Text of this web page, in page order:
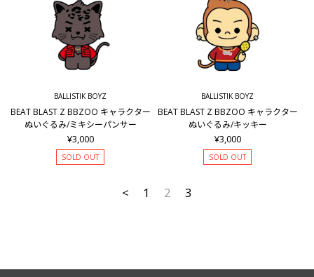
BALLISTIK BOYZ
BEAT BLAST Z BBZOO キャラクター
ぬいぐるみ/ミキシーパンサー
¥3,000
SOLD OUT
BALLISTIK BOYZ
BEAT BLAST Z BBZOO キャラクター
ぬいぐるみ/キッキー
¥3,000
SOLD OUT
< 1 2 3